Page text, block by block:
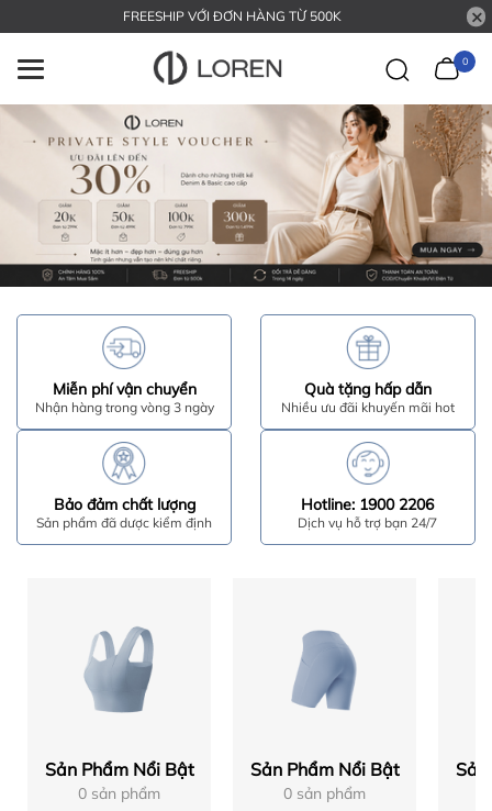
FREESHIP VỚI ĐƠN HÀNG TỪ 500K
0
Miễn phí vận chuyển
Nhận hàng trong vòng 3 ngày
Quà tặng hấp dẫn
Nhiều ưu đãi khuyến mãi hot
Bảo đảm chất lượng
Sản phẩm đã dược kiểm định
Hotline: 1900 2206
Dịch vụ hỗ trợ bạn 24/7
Sản Phẩm Nổi Bật
0 sản phẩm
Sản Phẩm Nổi Bật
0 sản phẩm